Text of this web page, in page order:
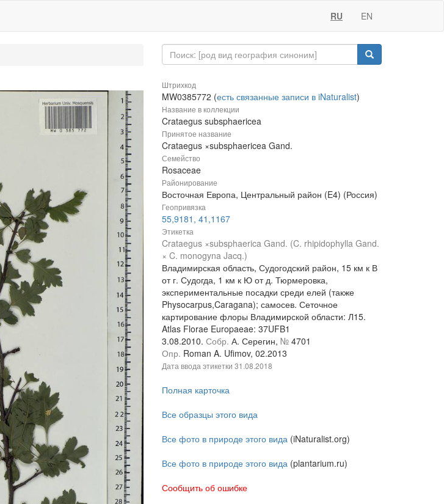
RU EN
Штрихкод
MW0385772 (есть связанные записи в iNaturalist)
Название в коллекции
Crataegus subsphaericea
Принятое название
Crataegus ×subsphaericea Gand.
Семейство
Rosaceae
Районирование
Восточная Европа, Центральный район (E4) (Россия)
Геопривязка
55,9181, 41,1167
Этикетка
Crataegus ×subsphaerica Gand. (C. rhipidophylla Gand.
× C. monogyna Jacq.)
Владимирская область, Судогодский район, 15 км к В
от г. Судогда, 1 км к Ю от д. Тюрмеровка,
экспериментальные посадки среди елей (также
Physocarpus,Caragana); самосев. Сеточное
картирование флоры Владимирской области: Л15.
Atlas Florae Europaeae: 37UFB1
3.08.2010. Собр. А. Серегин, № 4701
Опр. Roman A. Ufimov, 02.2013
Дата ввода этикетки 31.08.2018
Полная карточка
Все образцы этого вида
Все фото в природе этого вида (iNaturalist.org)
Все фото в природе этого вида (plantarium.ru)
Сообщить об ошибке